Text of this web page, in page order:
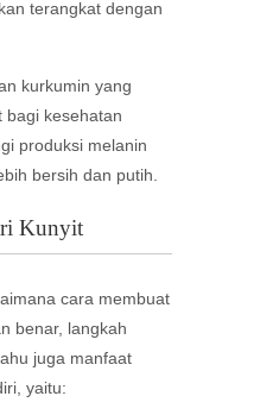
terangkat dengan
kurkumin yang
bagi kesehatan
produksi melanin
bersih dan putih.
Kunyit
cara membuat
benar, langkah
juga manfaat
yaitu: